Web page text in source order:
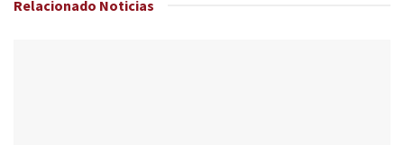
Relacionado Noticias